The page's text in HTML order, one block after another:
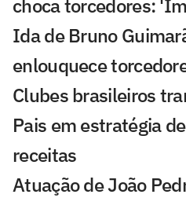
choca torcedores:
Ida de Bruno
enlouquece
Clubes brasileiros
Pais em estratégia
receitas
Atuação de João